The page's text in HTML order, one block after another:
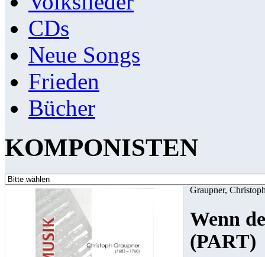
CDs
Neue Songs
Frieden
Bücher
KOMPONISTEN
Graupner,
Wenn
(PART)